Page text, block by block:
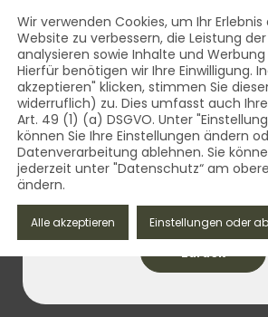
AUST
AUST Bestattungsbedarf -
zurück
Wir verwenden Cookies, um Ihr
Website zu verbessern, die Leistung
analysieren sowie Inhalte und
Hierfür benötigen wir Ihre Einwilligung.
akzeptieren" klicken, stimmen Sie
widerruflich) zu. Dies umfasst auch
Art. 49 (1) (a) DSGVO. Unter
können Sie Ihre Einstellungen ändern
Datenverarbeitung ablehnen. Sie
jederzeit unter "Datenschutz“ am
ändern.
Alle akzeptieren Einstellungen oder